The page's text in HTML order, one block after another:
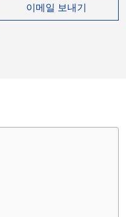
이메일 보내기